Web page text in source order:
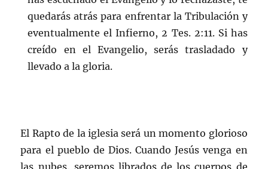
quedarás atrás para enfrentar la Tribulación y
eventualmente el Infierno, 2 Tes. 2:11. Si has
creído en el Evangelio, serás trasladado y
llevado a la gloria.
El Rapto de la iglesia será un momento glorioso
para el pueblo de Dios. Cuando Jesús venga en
las nubes, seremos librados de los cuerpos de